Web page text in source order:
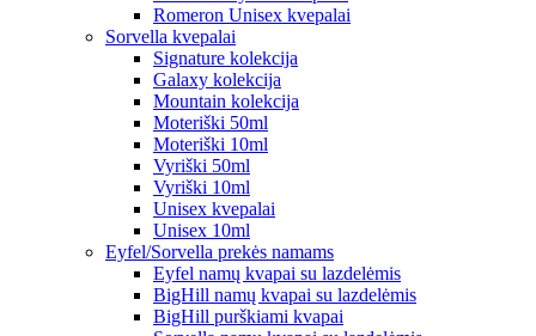
Romeron Unisex kvepalai
Sorvella kvepalai
Signature kolekcija
Galaxy kolekcija
Mountain kolekcija
Moteriški 50ml
Moteriški 10ml
Vyriški 50ml
Vyriški 10ml
Unisex kvepalai
Unisex 10ml
Eyfel/Sorvella prekės namams
Eyfel namų kvapai su lazdelėmis
BigHill namų kvapai su lazdelėmis
BigHill purškiami kvapai